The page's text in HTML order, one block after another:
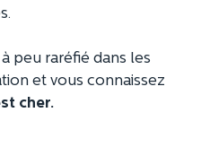
peu raréfié dans les
et vous connaissez
cher.